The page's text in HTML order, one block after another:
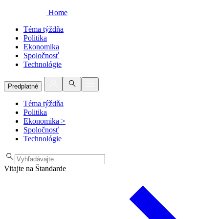
Home
Téma týždňa
Politika
Ekonomika
Spoločnosť
Technológie
Predplatné
Téma týždňa
Politika
Ekonomika >
Spoločnosť
Technológie
Vitajte na Štandarde